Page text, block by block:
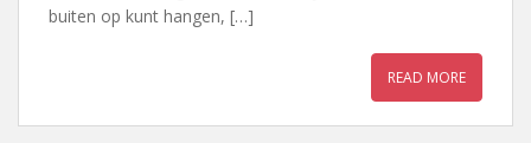
buiten op kunt hangen, […]
READ MORE